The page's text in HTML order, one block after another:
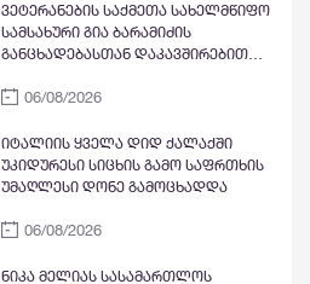
ვეტერანების საქმეთა სახელმწიფო
სამსახური გია ბარამიძის
განცხადებასთან დაკავშირებით
06/08/2026
იტალიის ყველა დიდ ქალაქში
უკიდურესი სიცხის გამო საფრთხის
უმაღლესი დონე გამოცხადდა
06/08/2026
ნიკა მელიას სასამართლოს